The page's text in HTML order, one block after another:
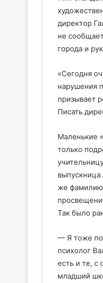
директор
не
города и
«Сегодня
нарушения
призывает
Писать
Маленькие
только
выпускница
же
Так было
— Я тоже
психолог
есть и те, с
младший